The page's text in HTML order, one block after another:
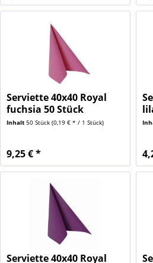
Serviette 40x40 Royal
fuchsia 50 Stück
Inhalt50 Stück(0,19 € * / 1 Stück)
9,25 € *
Serviette 40x40 Royal